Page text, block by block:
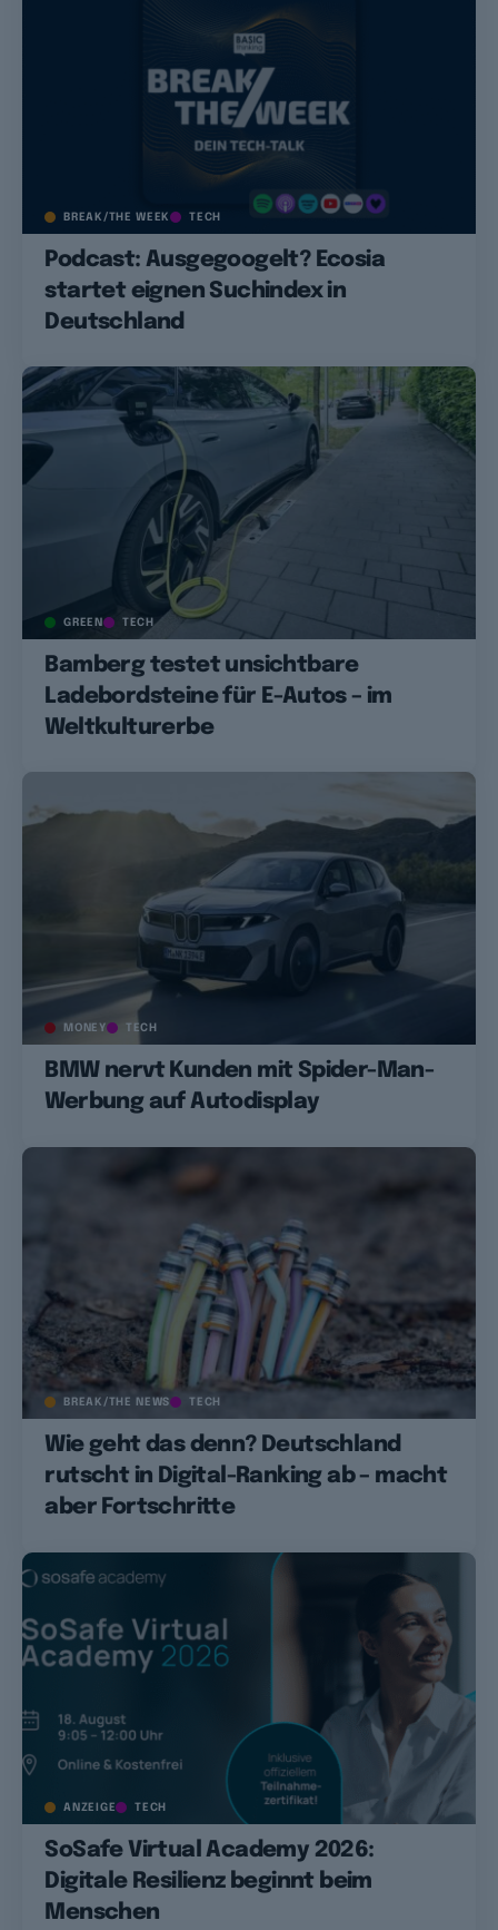
BREAK/THE WEEK TECH
Podcast: Ausgegoogelt? Ecosia
startet eignen Suchindex in
Deutschland
GREEN TECH
Bamberg testet unsichtbare
Ladebordsteine für E-Autos – im
Weltkulturerbe
MONEY TECH
BMW nervt Kunden mit Spider-Man-
Werbung auf Autodisplay
BREAK/THE NEWS TECH
Wie geht das denn? Deutschland
rutscht in Digital-Ranking ab – macht
aber Fortschritte
ANZEIGE TECH
SoSafe Virtual Academy 2026:
Digitale Resilienz beginnt beim
Menschen